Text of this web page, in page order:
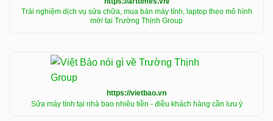
Trải nghiệm dịch vụ sửa chữa, mua bán máy tính, laptop theo mô hình
mới tại Trường Thịnh Group
https://vietbao.vn
Sửa máy tính tại nhà bao nhiêu tiền - điều khách hàng cần lưu ý